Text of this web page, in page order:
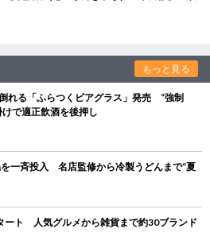
もっと見る
れる「ふらつくビアグラス」発売 “強制
で適正飲酒を後押し
一斉投入 名店監修から冷製うどんまで“夏
ート 人気グルメから雑貨まで約30ブランド